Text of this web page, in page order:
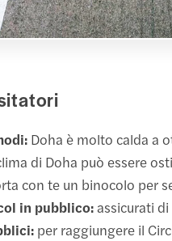
Doha è molto calda a
di Doha può essere
con te un binocolo per
in pubblico:assicurati
per raggiungere il